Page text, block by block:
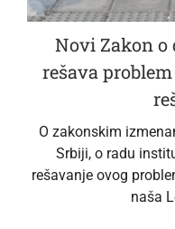
Novi Zakon
rešava
O zakonskim
Srbiji, o radu
rešavanje ovog
naša